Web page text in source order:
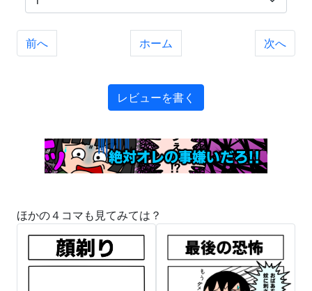
前へ ホーム 次へ
レビューを書く
ほかの４コマも見てみては？